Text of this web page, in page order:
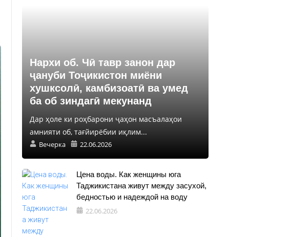
Нархи об. Чӣ тавр занон дар
ҷануби Тоҷикистон миёни
хушксолӣ, камбизоатӣ ва умед
ба об зиндагӣ мекунанд
Дар ҳоле ки роҳбарони ҷаҳон масъалаҳои
амнияти об, тағйирёбии иқлим...
Вечерка 22.06.2026
Цена воды. Как женщины юга
Таджикистана живут между засухой,
бедностью и надеждой на воду
22.06.2026